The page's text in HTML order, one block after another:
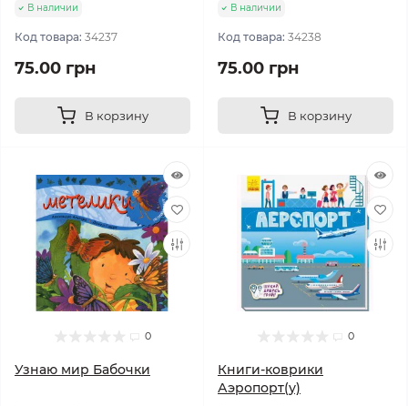
В наличии
Код товара: 34237
75.00 грн
В корзину
В наличии
Код товара: 34238
75.00 грн
В корзину
0
Узнаю мир Бабочки
0
Книги-коврики
Аэропорт(у)